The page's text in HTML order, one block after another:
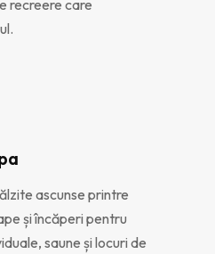
recreere care
ascunse printre
și încăperi pentru
saune și locuri de